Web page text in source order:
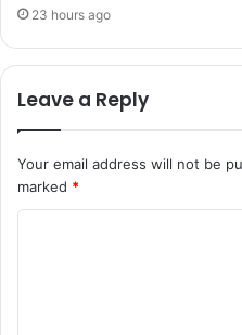
23 hours ago
Leave a Reply
Your email address will not be
marked *